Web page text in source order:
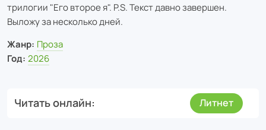
трилогии "Его второе я". P.S. Текст давно завершен.
Выложу за несколько дней.
Жанр: Проза
Год: 2026
Читать онлайн Литнет